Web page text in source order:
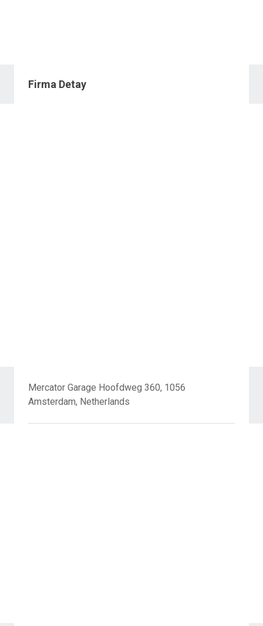
Firma Detay
Mercator Garage Hoofdweg 360, 1056
Amsterdam, Netherlands